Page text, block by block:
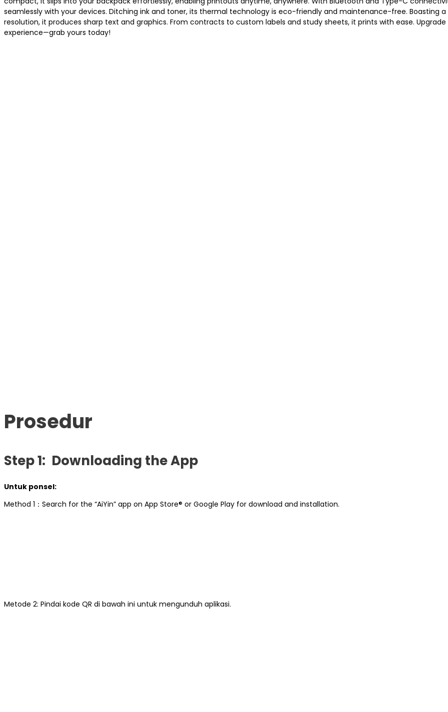
seamlessly with your devices. Ditching ink and toner, its thermal technology is eco-friendly and maintenance-free. Boasting a
resolution, it produces sharp text and graphics. From contracts to custom labels and study sheets, it prints with ease.
experience—grab yours today!
Prosedur
Step 1: Downloading the App
Untuk ponsel:
Method 1：Search for the “AiYin” app on App Store® or Google Play for download and installation.
Metode 2: Pindai kode QR di bawah ini untuk mengunduh aplikasi.